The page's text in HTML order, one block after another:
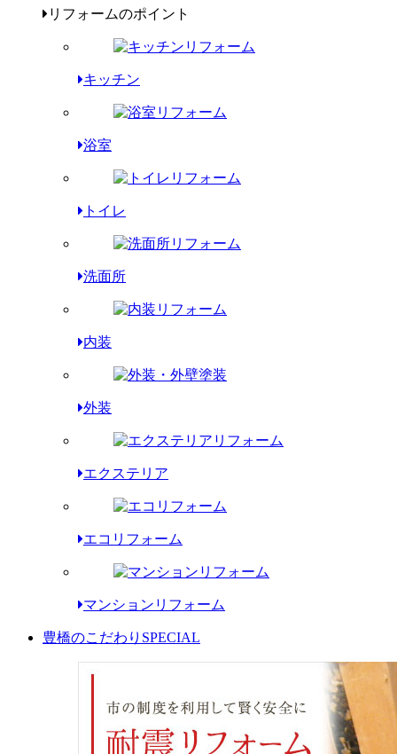
リフォームのポイント
キッチン
浴室
トイレ
洗面所
内装
外装
エクステリア
エコリフォーム
マンションリフォーム
豊橋のこだわり SPECIAL